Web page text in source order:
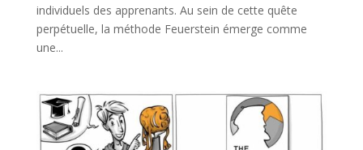
individuels des apprenants. Au sein de cette quête
perpétuelle, la méthode Feuerstein émerge comme
une...